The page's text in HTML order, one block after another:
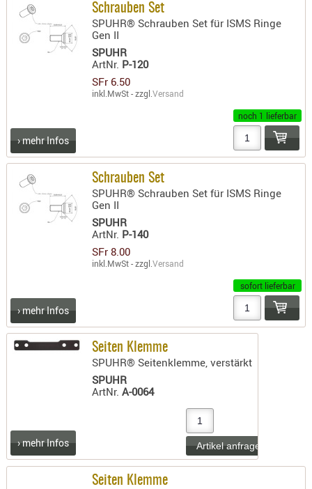
Schrauben Set
SPUHR® Schrauben Set für ISMS Ringe
Gen II
SPUHR
ArtNr. P-120
SFr 6.50
inkl.MwSt - zzgl.Versand
noch 1 lieferbar
› mehr Infos
Schrauben Set
SPUHR® Schrauben Set für ISMS Ringe
Gen II
SPUHR
ArtNr. P-140
SFr 8.00
inkl.MwSt - zzgl.Versand
sofort lieferbar
› mehr Infos
Seiten Klemme
SPUHR® Seitenklemme, verstärkt
SPUHR
ArtNr.A-0064
› mehr Infos
Seiten Klemme